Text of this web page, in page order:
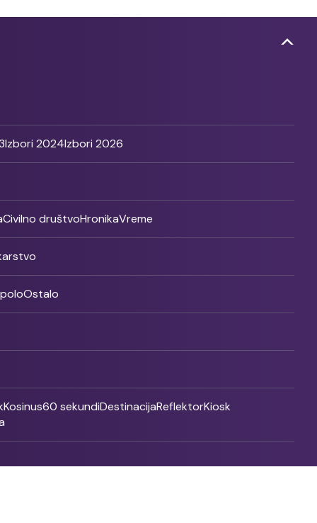
Izbori 2024Izbori 2026
Civilno društvoHronikaVreme
Ostalo
Kosinus60 sekundiDestinacijaReflektorKiosk